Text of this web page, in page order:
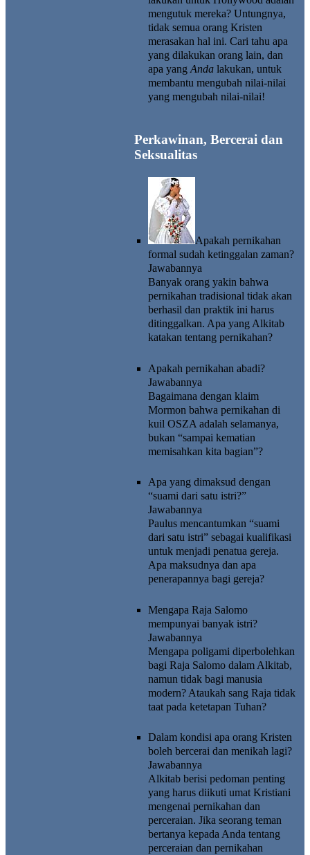
mengutuk mereka? Untungnya,
tidak semua orang Kristen
merasakan hal ini. Cari tahu apa
yang dilakukan orang lain, dan
apa yang Anda lakukan, untuk
membantu mengubah nilai-nilai
yang mengubah nilai-nilai!
Perkawinan, Bercerai dan
Seksualitas
Apakah pernikahan
formal sudah ketinggalan zaman?
Jawabannya
Banyak orang yakin bahwa
pernikahan tradisional tidak akan
berhasil dan praktik ini harus
ditinggalkan. Apa yang Alkitab
katakan tentang pernikahan?
Apakah pernikahan abadi?
Jawabannya
Bagaimana dengan klaim
Mormon bahwa pernikahan di
kuil OSZA adalah selamanya,
bukan “sampai kematian
memisahkan kita bagian”?
Apa yang dimaksud dengan
“suami dari satu istri?”
Jawabannya
Paulus mencantumkan “suami
dari satu istri” sebagai kualifikasi
untuk menjadi penatua gereja.
Apa maksudnya dan apa
penerapannya bagi gereja?
Mengapa Raja Salomo
mempunyai banyak istri?
Jawabannya
Mengapa poligami diperbolehkan
bagi Raja Salomo dalam Alkitab,
namun tidak bagi manusia
modern? Ataukah sang Raja tidak
taat pada ketetapan Tuhan?
Dalam kondisi apa orang Kristen
boleh bercerai dan menikah lagi?
Jawabannya
Alkitab berisi pedoman penting
yang harus diikuti umat Kristiani
mengenai pernikahan dan
perceraian. Jika seorang teman
bertanya kepada Anda tentang
perceraian dan pernikahan